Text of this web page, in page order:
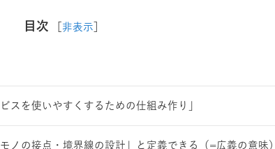
目次 非表示
スを使いやすくするための仕組み作り」
ノの接点・境界線の設計」と定義できる（=広義の意味）